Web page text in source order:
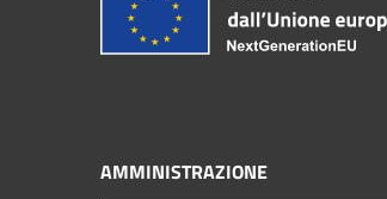
AMMINISTRAZIONE